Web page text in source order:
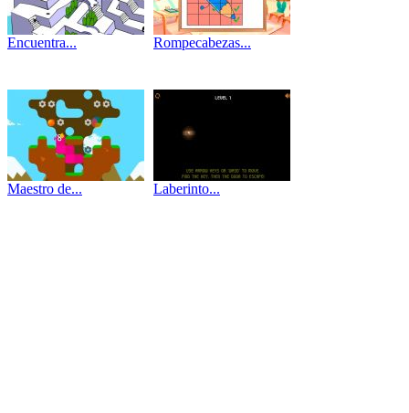
Encuentra... Rompecabezas...
Maestro de... Laberinto...